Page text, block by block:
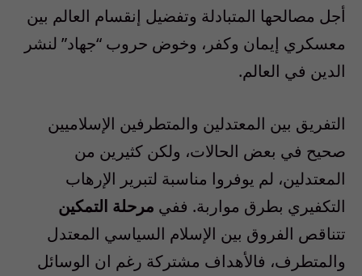
أجل مصالحها المتبادلة وتفضيل إنقسام العالم بين
معسكري إيمان وكفر، وخوض حروب “جهاد” لنشر
الدين في العالم.
التفريق بين المعتدلين والمتطرفين الإسلاميين
صحيح في بعض الحالات، ولكن كثيرين من
المعتدلين، لم يوفروا مناسبة لتبرير الإرهاب
التكفيري بطرق مواربة. ففي مرحلة التمكين
تتناقص الفروق بين الإسلام السياسي المعتدل
والمتطرف، فالأهداف مشتركة رغم ان الوسائل